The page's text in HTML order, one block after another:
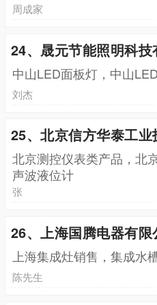
周成家
24、晟元节能照明科技
中山LED面板灯，中山
刘杰
25、北京信方华泰工业
北京测控仪表类产品，北
声波液位计
张
26、上海国腾电器有限
上海集成灶销售，集成水
陈先生